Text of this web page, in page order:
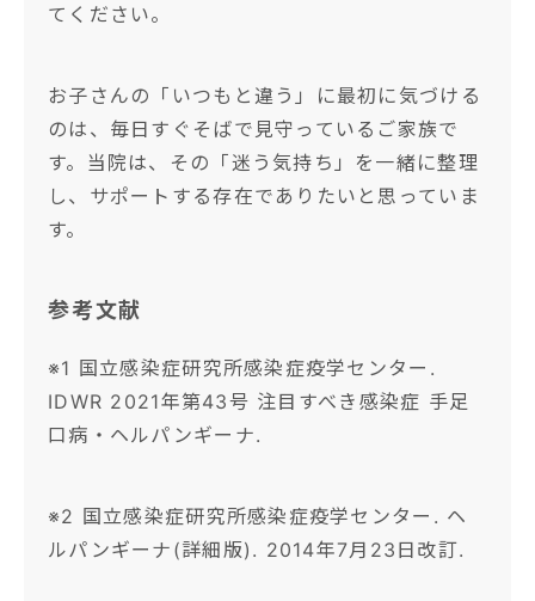
てください。
お子さんの「いつもと違う」に最初に気づける
のは、毎日すぐそばで見守っているご家族で
す。当院は、その「迷う気持ち」を一緒に整理
し、サポートする存在でありたいと思っていま
す。
参考文献
※1 国立感染症研究所感染症疫学センター.
IDWR 2021年第43号 注目すべき感染症 手足
口病・ヘルパンギーナ.
※2 国立感染症研究所感染症疫学センター. ヘ
ルパンギーナ(詳細版). 2014年7月23日改訂.